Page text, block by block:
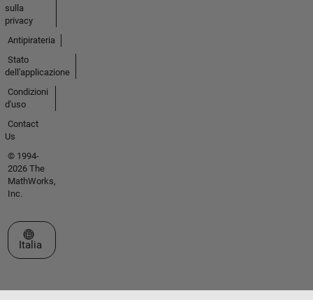
sulla
privacy
Antipirateria
Stato
dell'applicazione
Condizioni
d'uso
Contact
Us
© 1994-
2026 The
MathWorks,
Inc.
Seleziona un sito web
Italia